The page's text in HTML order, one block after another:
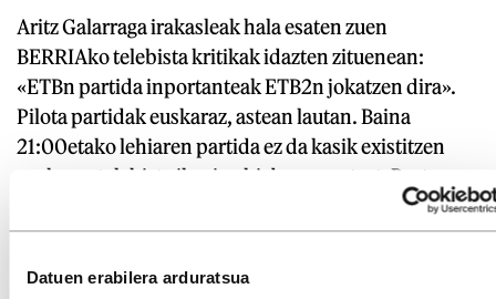
Datuen erabilera arduratsua
Aritz Galarraga irakasleak hala esaten zuen
BERRIAko telebista kritikak idazten zituenean:
«ETBn partida inportanteak ETB2n jokatzen dira».
Pilota partidak euskaraz, astean lautan. Baina
21:00etako lehiaren partida ez da kasik existitzen
euskaraz telebista ikusi nahi duenarentzat. Beste
areagotzeko. Datuak halakoak dira: inoizko
batezbestekorik txikiena izan zuen iaz euskarazko